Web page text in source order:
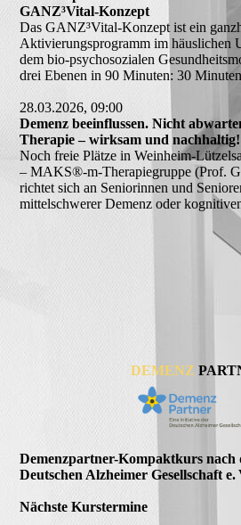
GANZ³Vital-Konzept
Das GANZ³Vital-Konzept ist ein
Aktivierungsprogramm im häuslichen
dem bio-psychosozialen
drei Ebenen in 90 Minuten: 30
28.03.2026, 09:00
Demenz beeinflussen. Nicht
Therapie – wirksam und nachhaltig!
Noch freie Plätze in Weinheim-
– MAKS®-m-Therapiegruppe (Prof.
richtet sich an Seniorinnen und
mittelschwerer Demenz oder
DEMENZ
Demenzpartner-Kompaktkurs
Deutschen Alzheimer Gesellschaft e.
Nächste Kurstermine